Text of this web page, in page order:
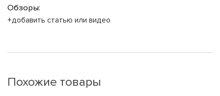
Обзоры:
+добавить статью или видео
Похожие товары